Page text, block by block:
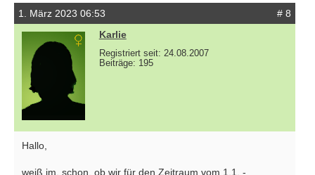
1. März 2023 06:53
# 8
Karlie
Registriert seit: 24.08.2007
Beiträge: 195
Hallo,
weiß jm. schon, ob wir für den Zeitraum vom 1.1. -